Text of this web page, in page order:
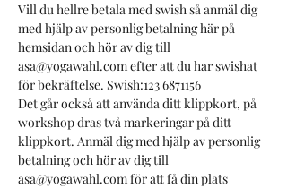
Vill du hellre betala med swish så anmäl dig
med hjälp av personlig betalning här på
hemsidan och hör av dig till
asa@yogawahl.com efter att du har swishat
för bekräftelse. Swish:123 6871156
Det går också att använda ditt klippkort, på
workshop dras två markeringar på ditt
klippkort. Anmäl dig med hjälp av personlig
betalning och hör av dig till
asa@yogawahl.com för att få din plats